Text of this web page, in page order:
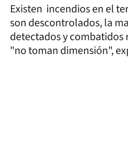
Existen incendios en el
son descontrolados, la
detectados y combatidos
"no toman dimensión",